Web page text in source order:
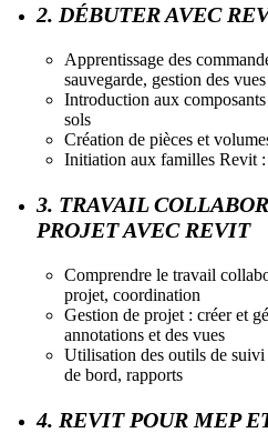
2. DÉBUTER AVEC
Apprentissage des
sauvegarde, gestion des vues
Introduction aux
sols
Création de pièces et
Initiation aux familles Revit
3. TRAVAIL
PROJET AVEC REVIT
Comprendre le travail
projet, coordination
Gestion de projet : créer et
annotations et des vues
Utilisation des outils de
de bord, rapports
4. REVIT POUR MEP